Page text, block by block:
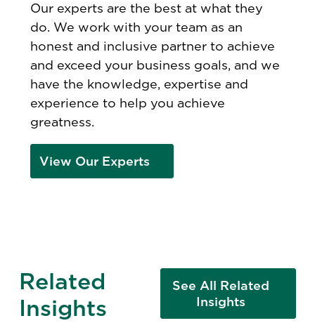
Our experts are the best at what they
do. We work with your team as an
honest and inclusive partner to achieve
and exceed your business goals, and we
have the knowledge, expertise and
experience to help you achieve
greatness.
View Our Experts
Related
Insights
See All Related
Insights